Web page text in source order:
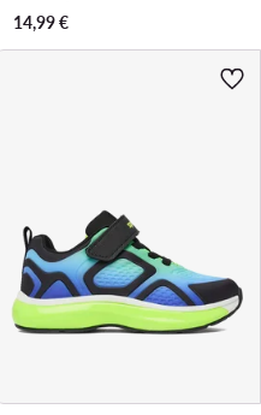
14,99€